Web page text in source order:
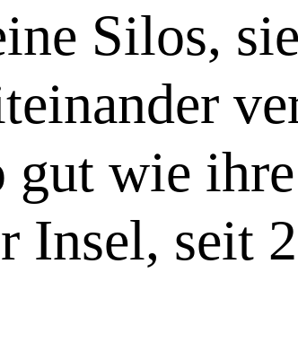
Silos,
gut wie
Insel, seit